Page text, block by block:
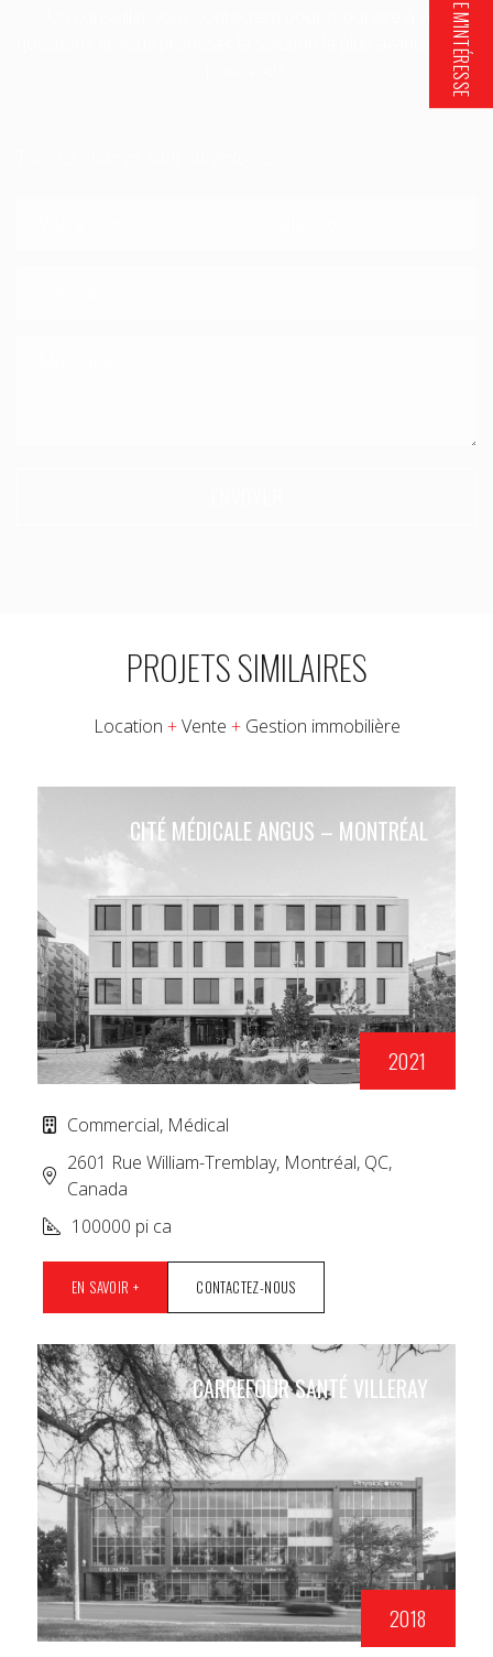
questions et vous proposer la solution la plus avantageuse
PROJETS SIMILAIRES
Location +Vente +Gestion immobilière
2021
CITÉ MÉDICALE ANGUS – MONTRÉAL
Commercial, Médical
2601 Rue William-Tremblay, Montréal, QC,
Canada
100000 pi ca
EN SAVOIR + CONTACTEZ-NOUS
2018
CARREFOUR SANTÉ VILLERAY